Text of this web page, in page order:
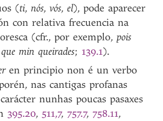
(ti, nós, vós, el), pode aparecer
con relativa frecuencia na
(cfr., por exemplo,pois
min queirades; 139.1).
en principio non é un verbo
nas cantigas profanas
nunhas poucas pasaxes
395.20, 511,7,757.7,758.11,